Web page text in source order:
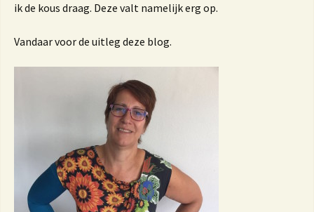
ik de kous draag. Deze valt namelijk erg op.
Vandaar voor de uitleg deze blog.